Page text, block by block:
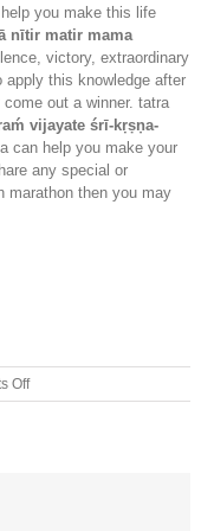
you make this life
nītir matir mama
victory, extraordinary
apply this knowledge after
out a winner. tatra
vijayate śrī-kṛṣṇa-
can help you make your
any special or
marathon then you may
Offon
Lust